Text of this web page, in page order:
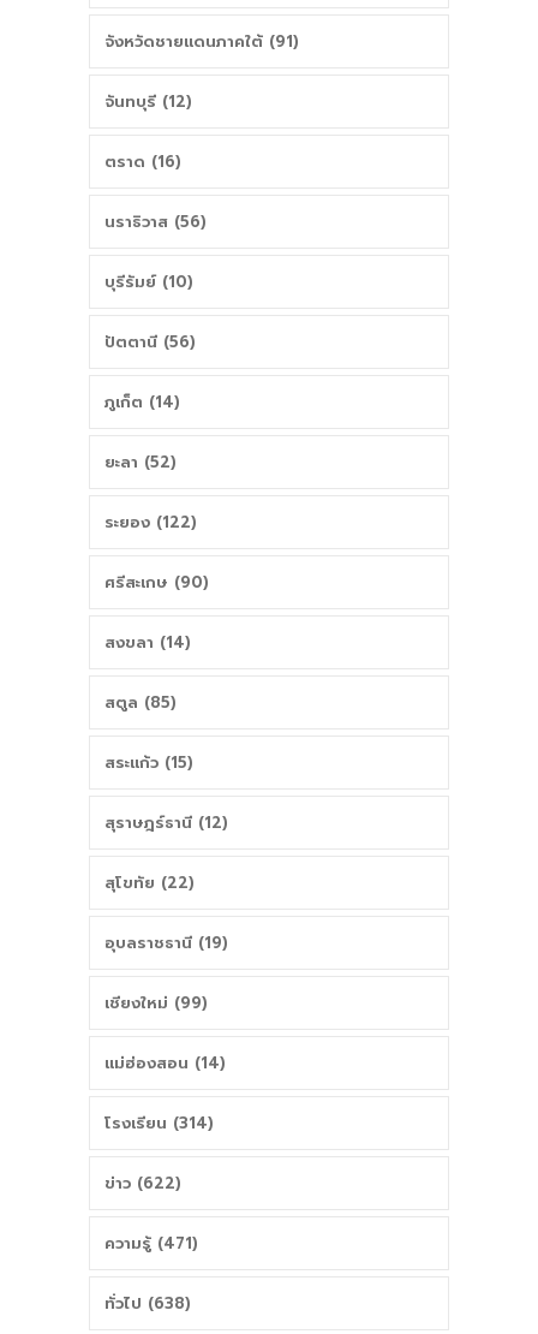
จังหวัดชายแดนภาคใต้ (91)
จันทบุรี (12)
ตราด (16)
นราธิวาส (56)
บุรีรัมย์ (10)
ปัตตานี (56)
ภูเก็ต (14)
ยะลา (52)
ระยอง (122)
ศรีสะเกษ (90)
สงขลา (14)
สตูล (85)
สระแก้ว (15)
สุราษฎร์ธานี (12)
สุโขทัย (22)
อุบลราชธานี (19)
เชียงใหม่ (99)
แม่ฮ่องสอน (14)
โรงเรียน (314)
ข่าว (622)
ความรู้ (471)
ทั่วไป (638)